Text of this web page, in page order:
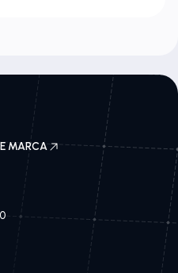
MARCA